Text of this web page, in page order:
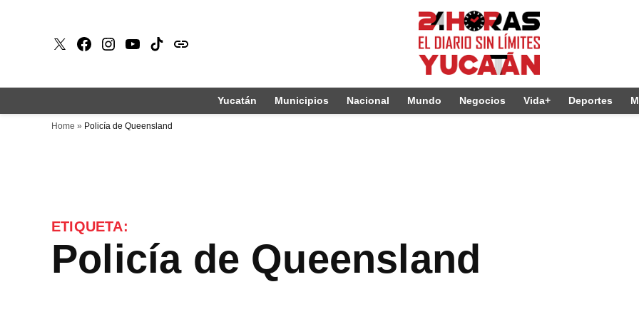
X Faceboook
Instagram
Youtube
Tiktokissuu
Yucatán Municipios Nacional Mundo Negocios Vida+ Deportes
Home » Policía de Queensland
ETIQUETA:
Policía de Queensland